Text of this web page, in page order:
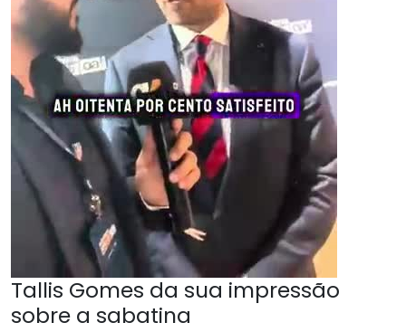
Tallis Gomes da sua impressão
sobre a sabatina